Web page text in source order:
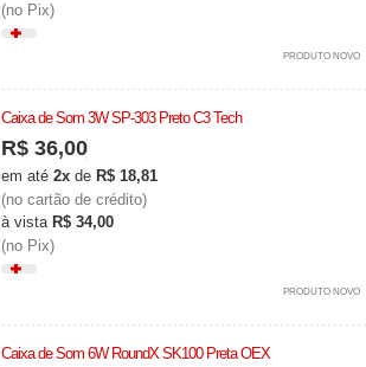
(no Pix)
PRODUTO NOVO
Caixa de Som 3W SP-303 Preto C3 Tech
R$ 36,00
em até 2x de R$ 18,81
(no cartão de crédito)
à vista R$ 34,00
(no Pix)
PRODUTO NOVO
Caixa de Som 6W RoundX SK100 Preta OEX